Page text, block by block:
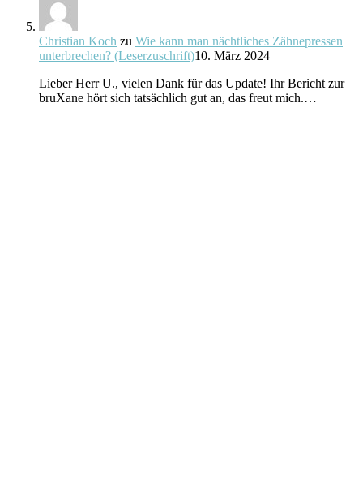
Christian Koch zu Wie kann man nächtliches Zähnepressen
unterbrechen? (Leserzuschrift)10. März 2024
Lieber Herr U., vielen Dank für das Update! Ihr Bericht zur
bruXane hört sich tatsächlich gut an, das freut mich.…